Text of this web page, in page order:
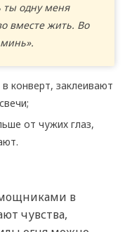
ты одну меня
вместе жить. Во
конверт, заклеивают
от чужих глаз,
в
чувства,